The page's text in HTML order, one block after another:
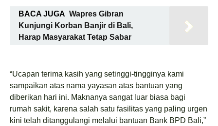
BACA JUGA Wapres Gibran
Kunjungi Korban Banjir di Bali,
Harap Masyarakat Tetap Sabar
“Ucapan terima kasih yang setinggi-tingginya kami
sampaikan atas nama yayasan atas bantuan yang
diberikan hari ini. Maknanya sangat luar biasa bagi
rumah sakit, karena salah satu fasilitas yang paling urgen
kini telah ditanggulangi melalui bantuan Bank BPD Bali,”